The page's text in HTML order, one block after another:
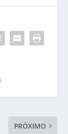
PRÓXIMO